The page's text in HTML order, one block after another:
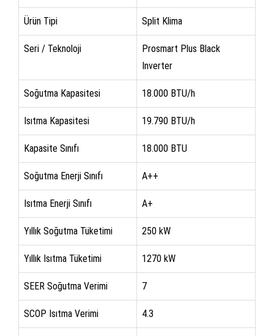
Ürün Tipi Split Klima
Seri / Teknoloji
Prosmart Plus Black
Inverter
Soğutma Kapasitesi 18.000 BTU/h
Isıtma Kapasitesi 19.790 BTU/h
Kapasite Sınıfı 18.000 BTU
Soğutma Enerji Sınıfı A++
Isıtma Enerji Sınıfı A+
Yıllık Soğutma Tüketimi 250 kW
Yıllık Isıtma Tüketimi 1270 kW
SEER Soğutma Verimi 7
SCOP Isıtma Verimi 4.3